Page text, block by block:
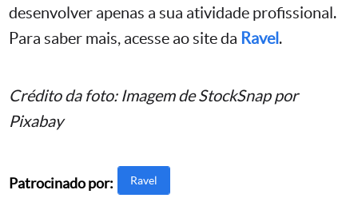
desenvolver apenas a sua atividade profissional.
Para saber mais, acesse ao site da Ravel .
Crédito da foto: Imagem de StockSnap por
Pixabay
Patrocinado por: Ravel